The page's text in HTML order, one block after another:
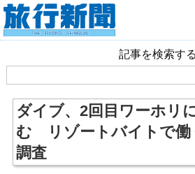
記事を検索する
ダイブ、2回目ワーホリ
む リゾートバイトで働
調査